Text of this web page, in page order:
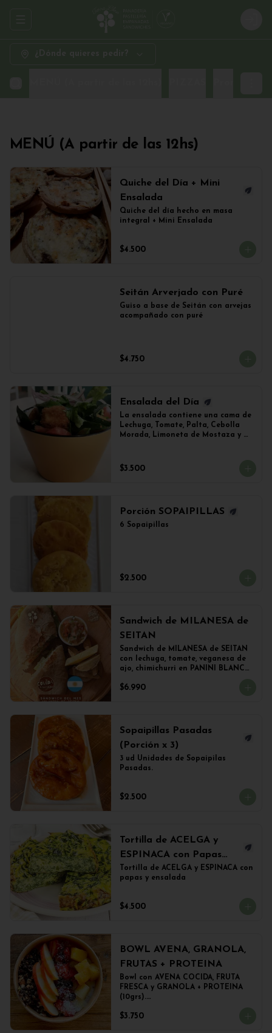
MENÚ (A partir de las 12hs)
Quiche del Día + Mini
Ensalada
Quiche del día hecho en masa
integral + Mini Ensalada
$4.500
Seitán Arverjado con Puré
Guiso a base de Seitán con arvejas
acompañado con puré
$4.750
Ensalada del Día
La ensalada contiene una cama de
Lechuga, Tomate, Palta, Cebolla
Morada, Limoneta de Mostaza y
o Falafel.
$3.500
Porción SOPAIPILLAS
6 Sopaipillas
$2.500
Sandwich de MILANESA de
SEITAN
Sandwich de MILANESA de SEITAN
con lechuga, tomate, veganesa de
ajo, chimichurri en PANINI BLANCO
$6.990
Sopaipillas Pasadas
(Porción x 3)
3 ud Unidades de Sopaipilas
Pasadas.
$2.500
Tortilla de ACELGA y
ESPINACA con Papas
Doradas y ensalada
Tortilla de ACELGA y ESPINACA con
papas y ensalada
$4.500
BOWL AVENA, GRANOLA,
FRUTAS + PROTEINA
Bowl con AVENA COCIDA, FRUTA
FRESCA y GRANOLA + PROTEINA
(10grs).
de 500grs aprox.
$3.750